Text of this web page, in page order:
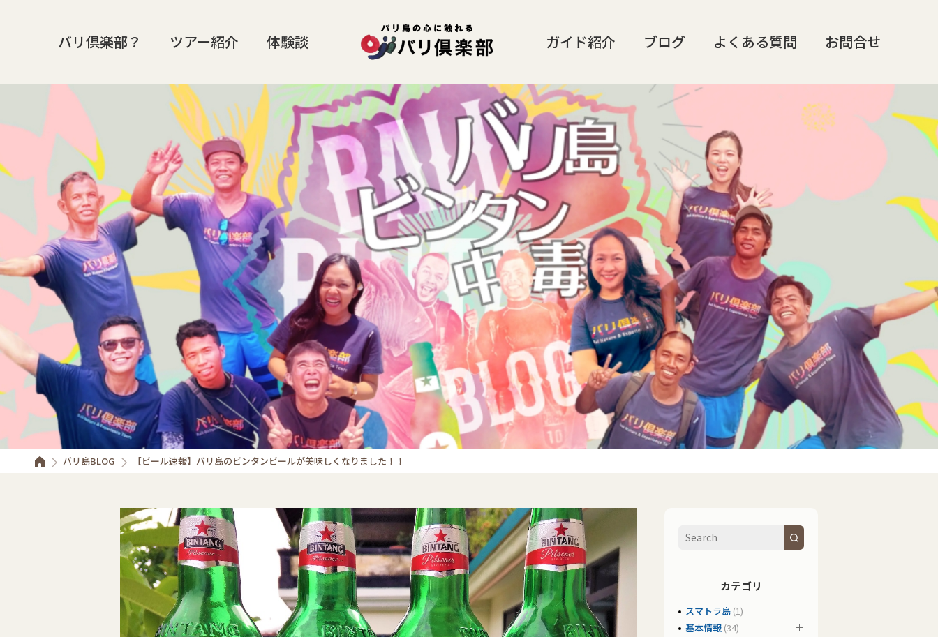
バリ倶楽部？ ツアー紹介 体験談 ガイド紹介 ブログ よくある質問 お問合せ
バリ島BLOG 【ビール速報】バリ島のビンタンビールが美味しくなりました！！
カテゴリ
スマトラ島 (1)
基本情報 (34)